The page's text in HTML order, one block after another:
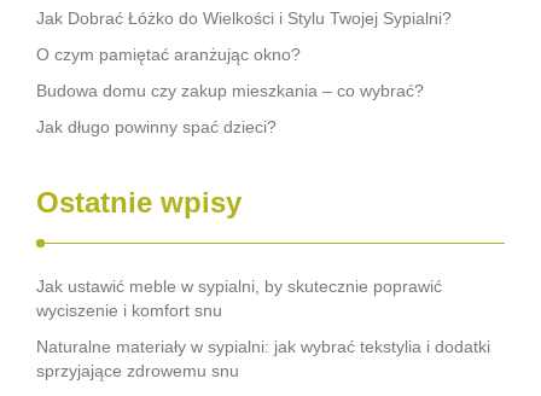
Jak Dobrać Łóżko do Wielkości i Stylu Twojej Sypialni?
O czym pamiętać aranżując okno?
Budowa domu czy zakup mieszkania – co wybrać?
Jak długo powinny spać dzieci?
Ostatnie wpisy
Jak ustawić meble w sypialni, by skutecznie poprawić
wyciszenie i komfort snu
Naturalne materiały w sypialni: jak wybrać tekstylia i dodatki
sprzyjające zdrowemu snu